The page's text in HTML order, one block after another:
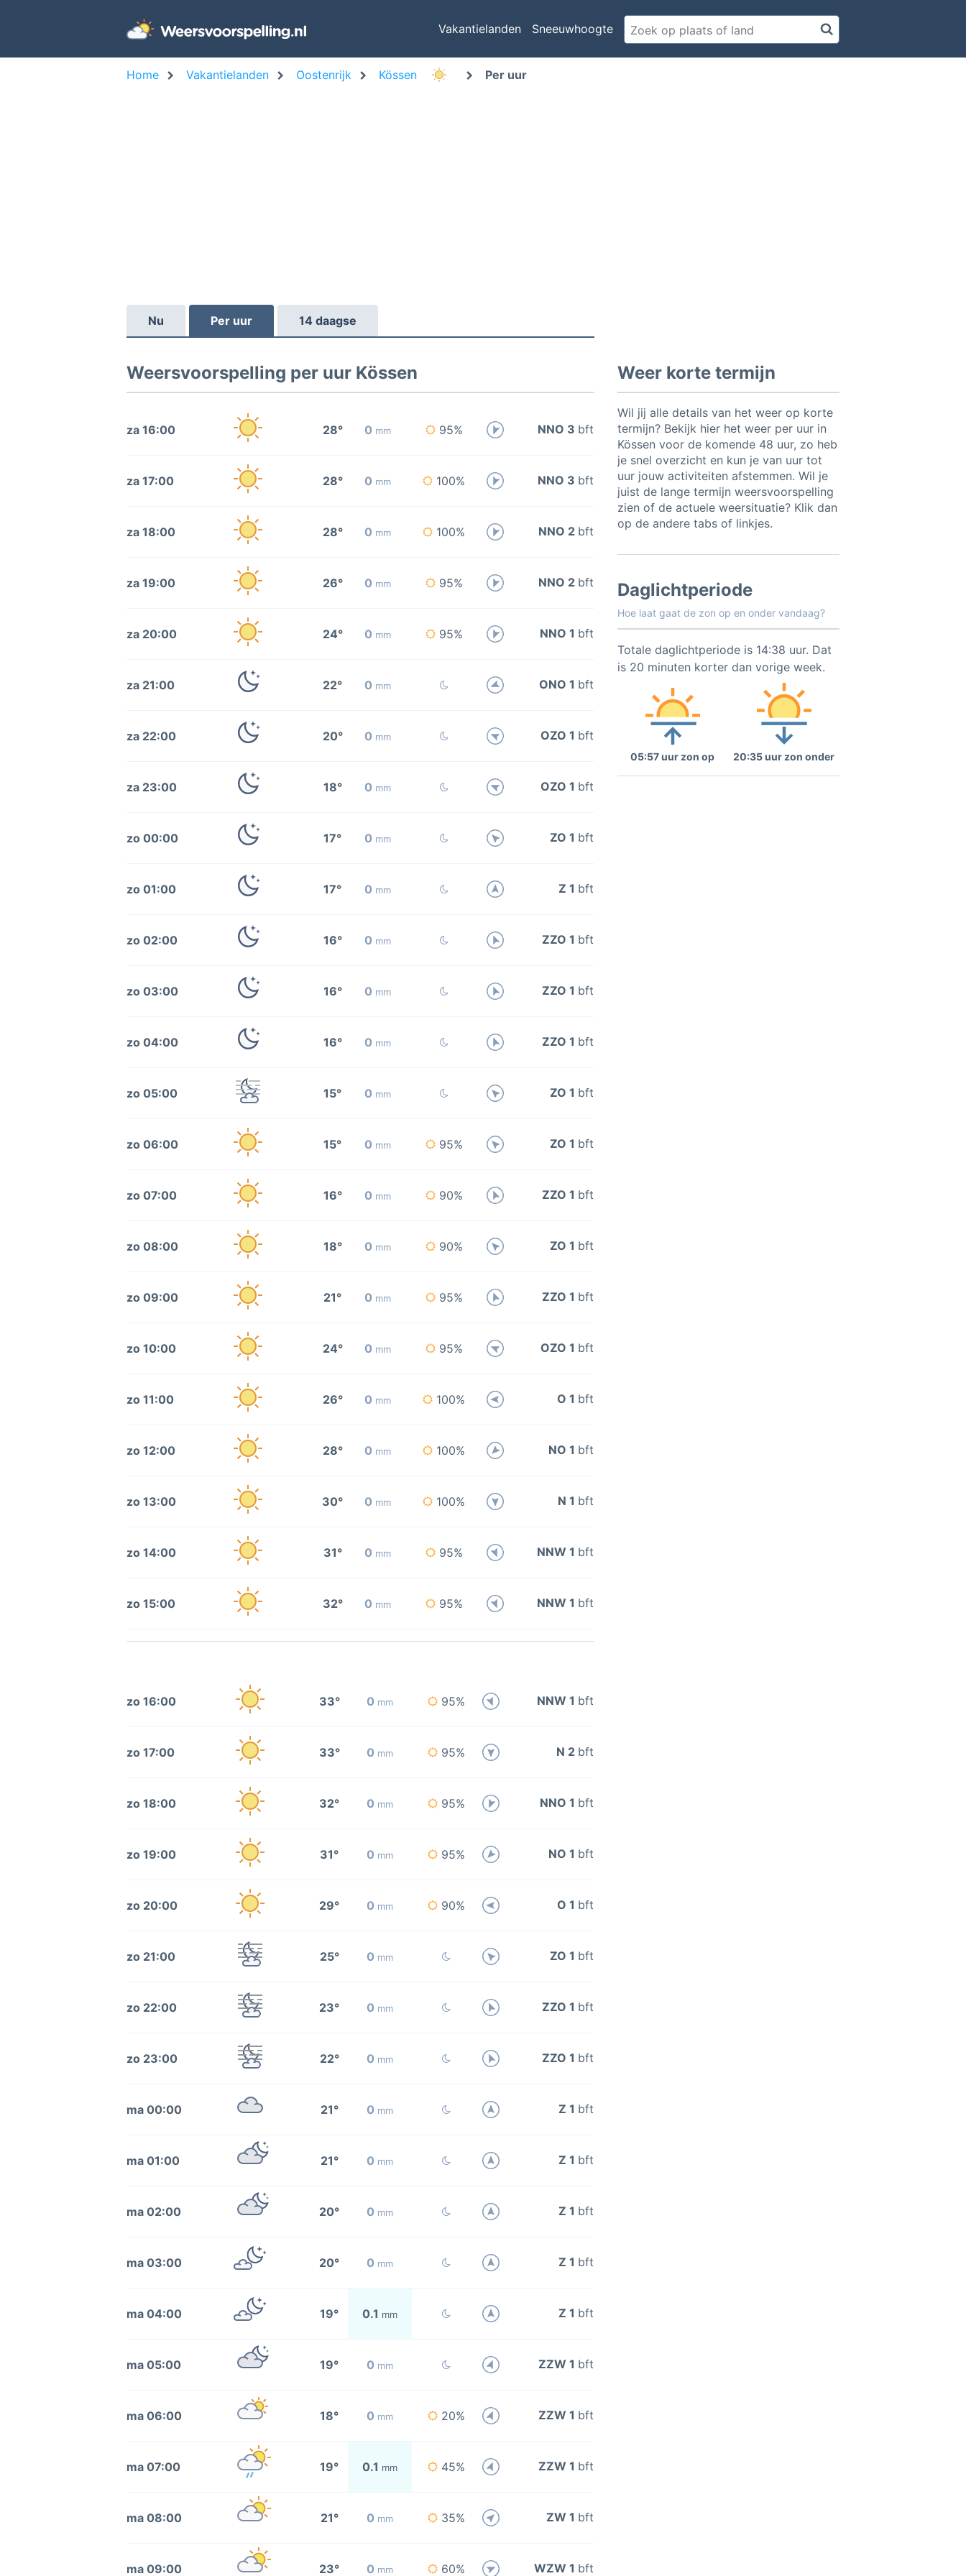
Vakantielanden Sneeuwhoogte
Home Vakantielanden Oostenrijk Kössen Per uur
Nu Per uur 14 daagse
Weersvoorspelling per uur Kössen
za 16:00 28° 0 mm 95% NNO 3 bft
za 17:00 28° 0 mm 100% NNO 3 bft
za 18:00 28° 0 mm 100% NNO 2 bft
za 19:00 26° 0 mm 95% NNO 2 bft
za 20:00 24° 0 mm 95% NNO 1 bft
za 21:00 22° 0 mm ONO 1 bft
za 22:00 20° 0 mm OZO 1 bft
za 23:00 18° 0 mm OZO 1 bft
zo 00:00 17° 0 mm ZO 1 bft
zo 01:00 17° 0 mm Z 1 bft
zo 02:00 16° 0 mm ZZO 1 bft
zo 03:00 16° 0 mm ZZO 1 bft
zo 04:00 16° 0 mm ZZO 1 bft
zo 05:00 15° 0 mm ZO 1 bft
zo 06:00 15° 0 mm 95% ZO 1 bft
zo 07:00 16° 0 mm 90% ZZO 1 bft
zo 08:00 18° 0 mm 90% ZO 1 bft
zo 09:00 21° 0 mm 95% ZZO 1 bft
zo 10:00 24° 0 mm 95% OZO 1 bft
zo 11:00 26° 0 mm 100% O 1 bft
zo 12:00 28° 0 mm 100% NO 1 bft
zo 13:00 30° 0 mm 100% N 1 bft
zo 14:00 31° 0 mm 95% NNW 1 bft
zo 15:00 32° 0 mm 95% NNW 1 bft
zo 16:00 33° 0 mm 95% NNW 1 bft
zo 17:00 33° 0 mm 95% N 2 bft
zo 18:00 32° 0 mm 95% NNO 1 bft
zo 19:00 31° 0 mm 95% NO 1 bft
zo 20:00 29° 0 mm 90% O 1 bft
zo 21:00 25° 0 mm ZO 1 bft
zo 22:00 23° 0 mm ZZO 1 bft
zo 23:00 22° 0 mm ZZO 1 bft
ma 00:00 21° 0 mm Z 1 bft
ma 01:00 21° 0 mm Z 1 bft
ma 02:00 20° 0 mm Z 1 bft
ma 03:00 20° 0 mm Z 1 bft
ma 04:00 19° 0.1 mm Z 1 bft
ma 05:00 19° 0 mm ZZW 1 bft
ma 06:00 18° 0 mm 20% ZZW 1 bft
ma 07:00 19° 0.1 mm 45% ZZW 1 bft
ma 08:00 21° 0 mm 35% ZW 1 bft
ma 09:00 23° 0 mm 60% WZW 1 bft
Weer korte termijn
Wil jij alle details van het weer op korte
termijn? Bekijk hier het weer per uur in
Kössen voor de komende 48 uur, zo heb
je snel overzicht en kun je van uur tot
uur jouw activiteiten afstemmen. Wil je
juist de lange termijn weersvoorspelling
zien of de actuele weersituatie? Klik dan
op de andere tabs of linkjes.
Daglichtperiode
Hoe laat gaat de zon op en onder vandaag?
Totale daglichtperiode is 14:38 uur. Dat
is 20 minuten korter dan vorige week.
05:57 uur zon op 20:35 uur zon onder